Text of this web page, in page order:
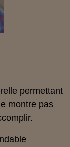
permettant
montre pas